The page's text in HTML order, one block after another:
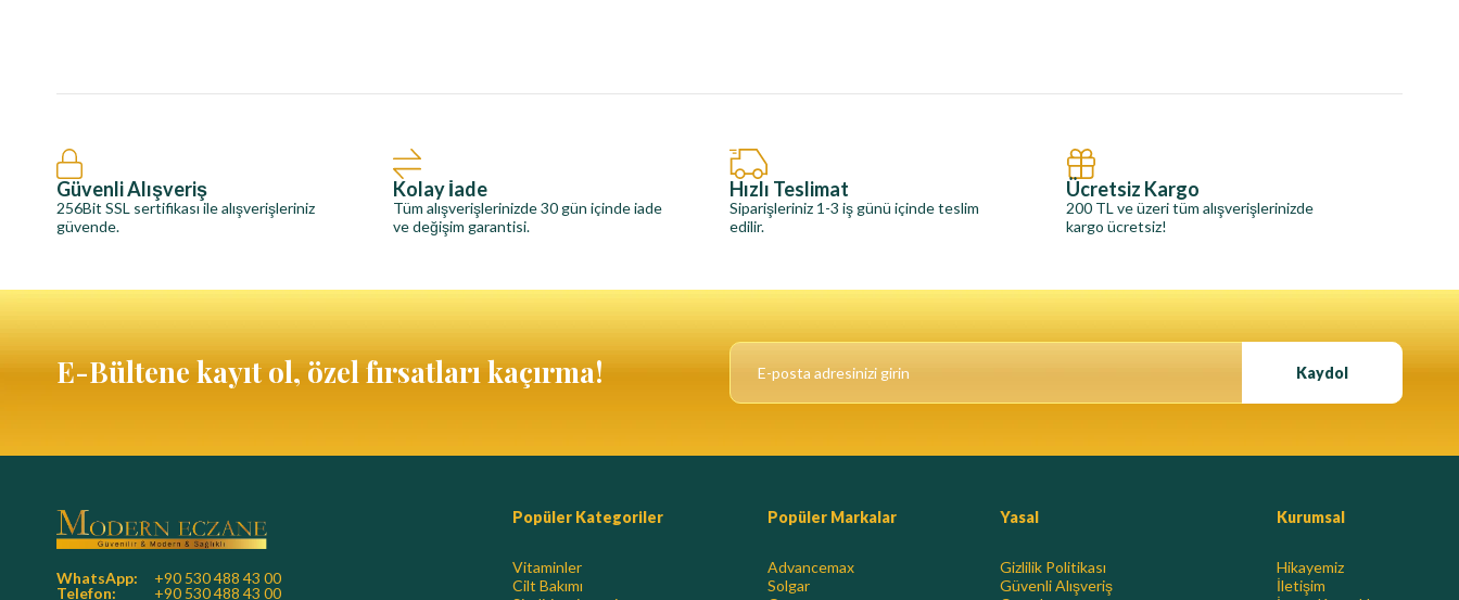
Güvenli Alışveriş
256Bit SSL sertifikası ile alışverişleriniz
güvende.
Kolay İade
Tüm alışverişlerinizde 30 gün içinde iade
ve değişim garantisi.
Hızlı Teslimat
Siparişleriniz 1-3 iş günü içinde teslim
edilir.
Ücretsiz Kargo
200 TL ve üzeri tüm alışverişlerinizde
kargo ücretsiz!
E-Bültene kayıt ol, özel fırsatları kaçırma! Kaydol
WhatsApp:
+90 530 488 43 00
Telefon:
+90 530 488 43 00
Popüler Kategoriler
Vitaminler
Cilt Bakımı
Popüler Markalar
Advancemax
Solgar
Yasal
Gizlilik Politikası
Güvenli Alışveriş
Kurumsal
Hikayemiz
İletişim